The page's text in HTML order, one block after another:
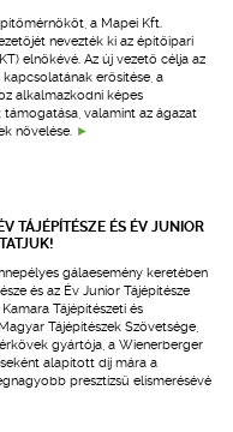
a Mapei Kft.
nevezték ki az építőipari
elnökévé. Az új vezető célja az
erősítése, a
alkalmazkodni képes
támogatása, valamint az ágazat
növelése.
TÁJÉPÍTÉSZE ÉS ÉV JUNIOR
gálaesemény keretében
és az Év Junior Tájépítésze
Tájépítészeti és
Tájépítészek Szövetsége,
gyártója, a Wienerberger
alapított díj mára a
presztízsű elismerésévé